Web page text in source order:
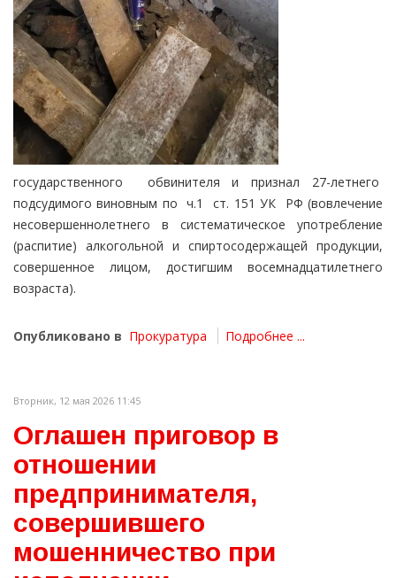
государственного обвинителя и признал 27-летнего
подсудимого виновным по ч.1 ст. 151 УК РФ (вовлечение
несовершеннолетнего в систематическое употребление
(распитие) алкогольной и спиртосодержащей продукции,
совершенное лицом, достигшим восемнадцатилетнего
возраста).
Опубликовано в Прокуратура Подробнее ...
Вторник, 12 мая 2026 11:45
Оглашен приговор в
отношении
предпринимателя,
совершившего
мошенничество при